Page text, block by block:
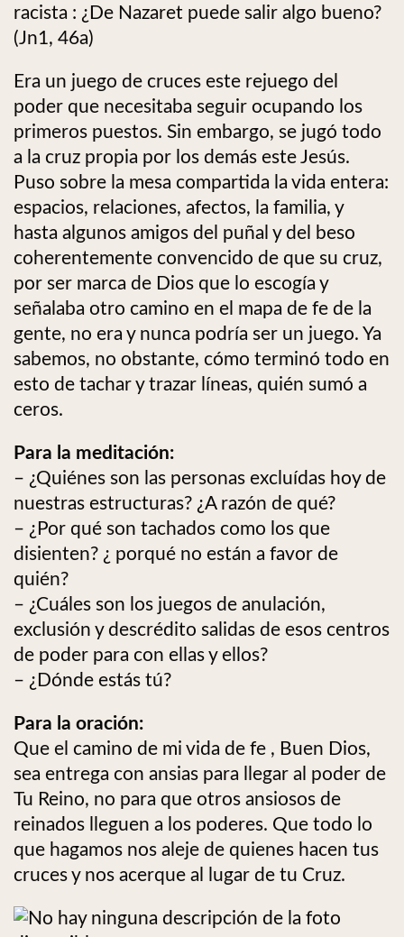
racista : ¿De Nazaret puede salir algo bueno?
(Jn1, 46a)
Era un juego de cruces este rejuego del
poder que necesitaba seguir ocupando los
primeros puestos. Sin embargo, se jugó todo
a la cruz propia por los demás este Jesús.
Puso sobre la mesa compartida la vida entera:
espacios, relaciones, afectos, la familia, y
hasta algunos amigos del puñal y del beso
coherentemente convencido de que su cruz,
por ser marca de Dios que lo escogía y
señalaba otro camino en el mapa de fe de la
gente, no era y nunca podría ser un juego. Ya
sabemos, no obstante, cómo terminó todo en
esto de tachar y trazar líneas, quién sumó a
ceros.
Para la meditación:
– ¿Quiénes son las personas excluídas hoy de
nuestras estructuras? ¿A razón de qué?
– ¿Por qué son tachados como los que
disienten? ¿ porqué no están a favor de
quién?
– ¿Cuáles son los juegos de anulación,
exclusión y descrédito salidas de esos centros
de poder para con ellas y ellos?
– ¿Dónde estás tú?
Para la oración:
Que el camino de mi vida de fe , Buen Dios,
sea entrega con ansias para llegar al poder de
Tu Reino, no para que otros ansiosos de
reinados lleguen a los poderes. Que todo lo
que hagamos nos aleje de quienes hacen tus
cruces y nos acerque al lugar de tu Cruz.